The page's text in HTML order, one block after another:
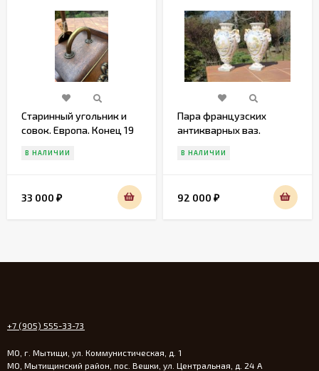
Старинный угольник и
совок. Европа. Конец 19
В НАЛИЧИИ
33 000 ₽
Пара французских
антикварных ваз.
В НАЛИЧИИ
92 000 ₽
+7 (905) 555-33-73
МО, г. Мытищи, ул. Коммунистическая, д. 1
МО, Мытищинский район, пос. Вешки, ул. Центральная, д. 24 А